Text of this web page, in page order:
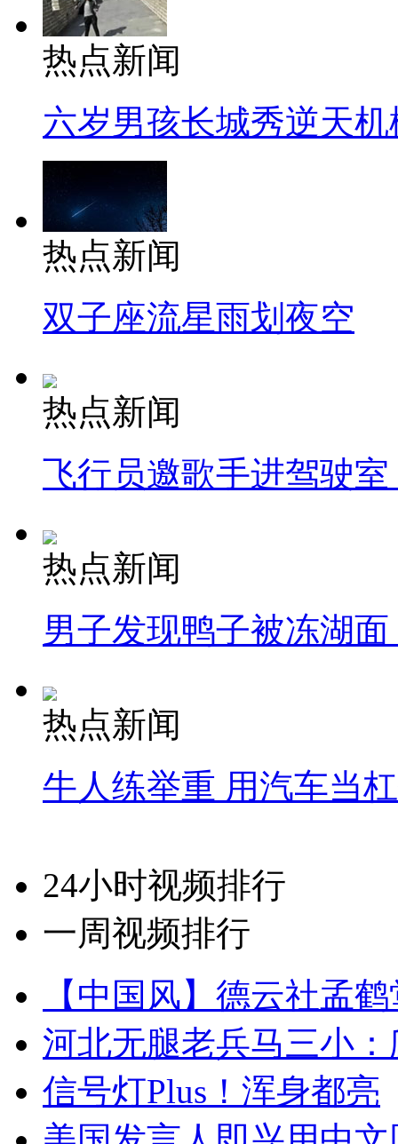
热点新闻
六岁男孩长城秀逆天机
热点新闻
双子座流星雨划夜空
热点新闻
飞行员邀歌手进驾驶
热点新闻
男子发现鸭子被冻湖
热点新闻
牛人练举重 用汽车当
24小时视频排行
一周视频排行
【中国风】德云社孟
河北无腿老兵马三小
信号灯Plus！浑身都亮